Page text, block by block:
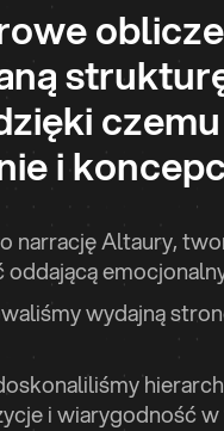
i
narrację Altaury,
wydajną
i wiarygodność